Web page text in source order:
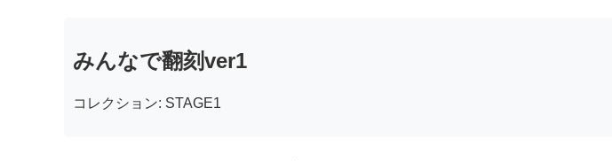
みんなで翻刻ver1
コレクション: STAGE1